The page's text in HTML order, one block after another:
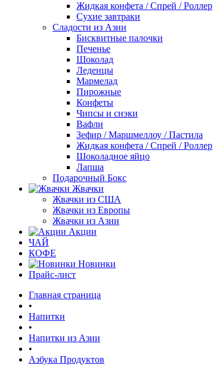
Жидкая конфета / Спрей / Роллер
Сухие завтраки
Сладости из Азии
Бисквитные палочки
Печенье
Шоколад
Леденцы
Мармелад
Пирожные
Конфеты
Чипсы и снэки
Вафли
Зефир / Маршмеллоу / Пастила
Жидкая конфета / Спрей / Роллер
Шоколадное яйцо
Лапша
Подарочный Бокс
Жвачки
Жвачки из США
Жвачки из Европы
Жвачки из Азии
Акции
ЧАЙ
КОФЕ
Новинки
Прайс-лист
Главная страница
•
Напитки
•
Напитки из Азии
•
Азбука Продуктов